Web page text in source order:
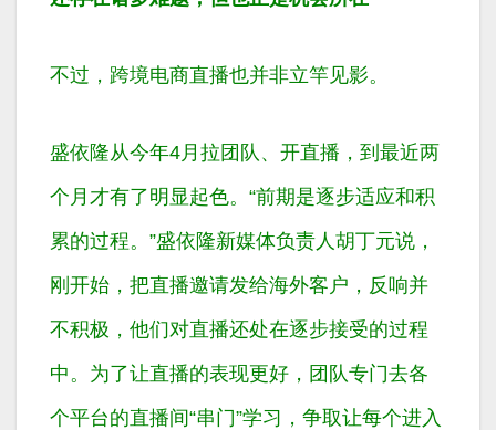
不过，跨境电商直播也并非立竿见影。
盛依隆从今年4月拉团队、开直播，到最近两
个月才有了明显起色。“前期是逐步适应和积
累的过程。”盛依隆新媒体负责人胡丁元说，
刚开始，把直播邀请发给海外客户，反响并
不积极，他们对直播还处在逐步接受的过程
中。为了让直播的表现更好，团队专门去各
个平台的直播间“串门”学习，争取让每个进入